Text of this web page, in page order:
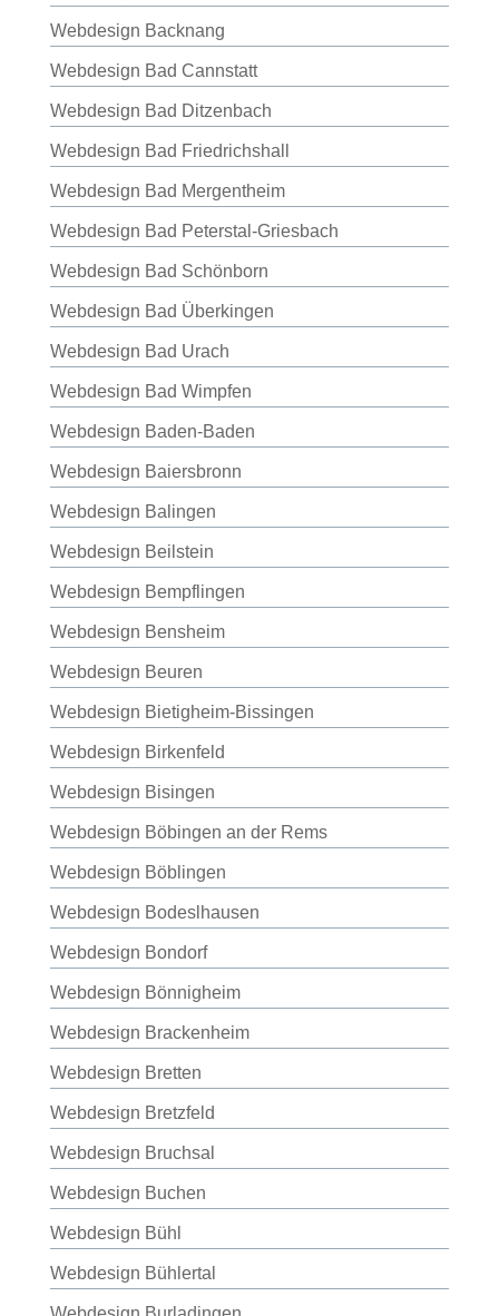
Webdesign Backnang
Webdesign Bad Cannstatt
Webdesign Bad Ditzenbach
Webdesign Bad Friedrichshall
Webdesign Bad Mergentheim
Webdesign Bad Peterstal-Griesbach
Webdesign Bad Schönborn
Webdesign Bad Überkingen
Webdesign Bad Urach
Webdesign Bad Wimpfen
Webdesign Baden-Baden
Webdesign Baiersbronn
Webdesign Balingen
Webdesign Beilstein
Webdesign Bempflingen
Webdesign Bensheim
Webdesign Beuren
Webdesign Bietigheim-Bissingen
Webdesign Birkenfeld
Webdesign Bisingen
Webdesign Böbingen an der Rems
Webdesign Böblingen
Webdesign Bodeslhausen
Webdesign Bondorf
Webdesign Bönnigheim
Webdesign Brackenheim
Webdesign Bretten
Webdesign Bretzfeld
Webdesign Bruchsal
Webdesign Buchen
Webdesign Bühl
Webdesign Bühlertal